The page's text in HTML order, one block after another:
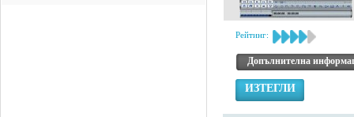
Рейтинг:
Допълнителна
ИЗТЕГЛИ